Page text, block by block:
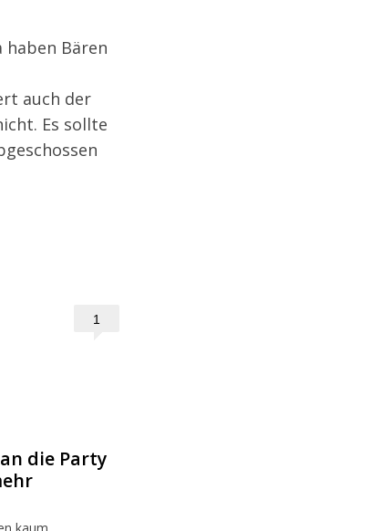
Bären
auch der
Es sollte
1
die Party